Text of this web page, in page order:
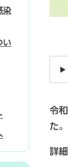
令
た。
詳
染
い